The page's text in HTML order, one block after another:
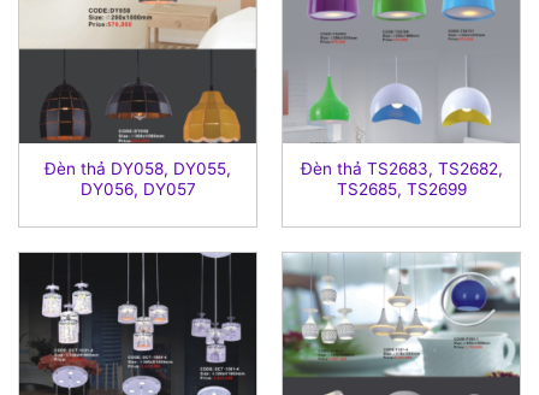
Đèn thả DY058, DY055,
DY056, DY057
Đèn thả TS2683, TS2682,
TS2685, TS2699